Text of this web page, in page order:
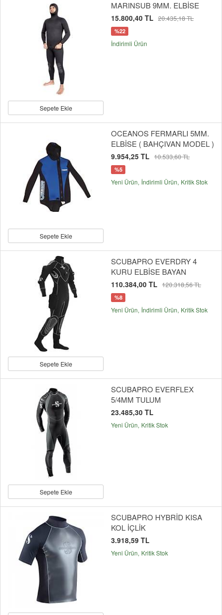
Sepete Ekle
MARINSUB 9MM. ELBİSE
15.800,40 TL 20.435,18 TL
%22
İndirimli Ürün
Sepete Ekle
OCEANOS FERMARLI 5MM.
ELBİSE ( BAHÇIVAN MODEL )
9.954,25 TL 10.533,60 TL
%5
Yeni Ürün İndirimli Ürün Kritik Stok
Sepete Ekle
SCUBAPRO EVERDRY 4
KURU ELBİSE BAYAN
110.384,00 TL 120.318,56 TL
%8
Yeni Ürün İndirimli Ürün Kritik Stok
Sepete Ekle
SCUBAPRO EVERFLEX
5/4MM TULUM
23.485,30 TL
Yeni Ürün Kritik Stok
SCUBAPRO HYBRİD KISA
KOL İÇLİK
3.918,59 TL
Yeni Ürün Kritik Stok